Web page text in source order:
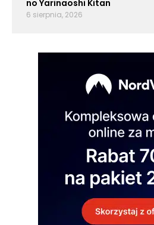
no Yarinaoshi Kitan
6 sierpnia, 2026